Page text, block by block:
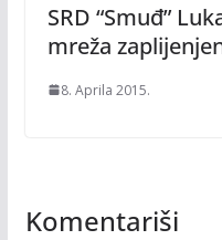
SRD “Smuđ”
mreža
8. Aprila 2015.
Komentariši